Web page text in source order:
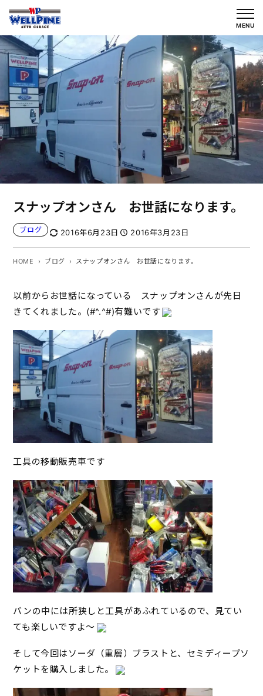
を
ス
プ
MENU
スナップオンさん お世話になります。
ブログ 2016年6月23日 2016年3月23日
HOME ブログ スナップオンさん お世話になります。
以前からお世話になっている スナップオンさんが先日
きてくれました。(#^.^#)有難いです
工具の移動販売車です
バンの中には所狭しと工具があふれているので、見てい
ても楽しいですよ～
そして今回はソーダ（重層）ブラストと、セミディープソ
ケットを購入しました。